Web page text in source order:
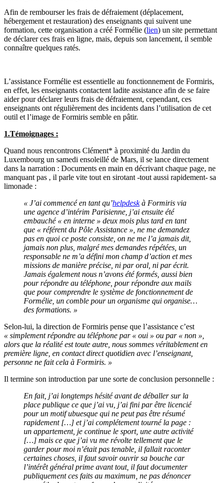
Afin de rembourser les frais de défraiement (déplacement,
hébergement et restauration) des enseignants qui suivent une
formation, cette organisation a créé Formélie (lien) un site permettant
de déclarer ces frais en ligne, mais, depuis son lancement, il semble
connaître quelques ratés.
L’assistance Formélie est essentielle au fonctionnement de Formiris,
en effet, les enseignants contactent ladite assistance afin de se faire
aider pour déclarer leurs frais de défraiement, cependant, ces
enseignants ont régulièrement des incidents dans l’utilisation de cet
outil et l’image de Formiris semble en pâtir.
1.Témoignages :
Quand nous rencontrons Clément* à proximité du Jardin du
Luxembourg un samedi ensoleillé de Mars, il se lance directement
dans la narration : Documents en main en décrivant chaque page, ne
manquant pas , il parle vite tout en sirotant -tout aussi rapidement- sa
limonade :
« J’ai commencé en tant qu’helpdeskà Formiris via
une agence d’intérim Parisienne, j’ai ensuite été
embauché « en interne » deux mois plus tard en tant
que « référent du Pôle Assistance », ne me demandez
pas en quoi ce poste consiste, on ne me l’a jamais dit,
jamais non plus, malgré mes demandes répétées, un
responsable ne m’a défini mon champ d’action et mes
missions de manière précise, ni par oral, ni par écrit.
Jamais également nous n’avons été formés, aussi bien
pour répondre au téléphone, pour répondre aux mails
que pour comprendre le système de fonctionnement de
Formélie, un comble pour un organisme qui organise…
des formations. »
Selon-lui, la direction de Formiris pense que l’assistance c’est
« simplement répondre au téléphone par « oui » ou par « non »,
alors que la réalité est toute autre, nous sommes véritablement en
première ligne, en contact direct quotidien avec l’enseignant,
personne ne fait cela à Formiris. »
Il termine son introduction par une sorte de conclusion personnelle :
En fait, j’ai longtemps hésité avant de déballer sur la
place publique ce que j’ai vu, j’ai fini par être licencié
pour un motif ubuesque qui ne peut pas être résumé
rapidement […] et j’ai complétement tourné la page :
un appartement, je continue le sport, une autre activité
[…] mais ce que j’ai vu me révolte tellement que le
garder pour moi n’était pas tenable, il fallait raconter
certaines choses, il faut savoir ouvrir sa bouche car
l’intérêt général prime avant tout, il faut documenter
publiquement ces faits au maximum, ne pas dénoncer